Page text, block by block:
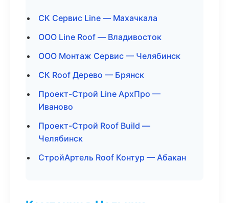
СК Сервис Line — Махачкала
ООО Line Roof — Владивосток
ООО Монтаж Сервис — Челябинск
СК Roof Дерево — Брянск
Проект-Строй Line АрхПро —
Иваново
Проект-Строй Roof Build —
Челябинск
СтройАртель Roof Контур — Абакан